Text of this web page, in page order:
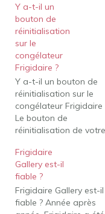
d'un siècle. Lancée en
Suède, la société
Electrolux possède
désormais les marques
d'électroménagers
Frigidaire, Tappan,
Kelvinator et Gibson. En
2014, Electrolux a tenté
d'acheter la branche
appareils
électroménagers de
Y a-t-il un
bouton de
réinitialisation
sur le
congélateur
Frigidaire ?
Y a-t-il un bouton de
réinitialisation sur le
congélateur Frigidaire
Le bouton de
réinitialisation de votre
trouve probablement à
l'intérieur. Lorsque vous
réinitialisez votre
congélateur Frigidaire,
débranchez-le du mur
Frigidaire
Gallery est-il
fiable ?
Frigidaire Gallery est-il
fiable ? Année après